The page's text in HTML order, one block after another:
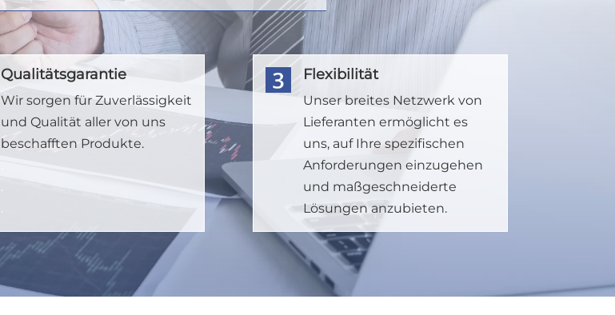
Qualitätsgarantie
Wir sorgen für Zuverlässigkeit
und Qualität aller von uns
beschafften Produkte.
.
.
.
Flexibilität
Unser breites Netzwerk von
Lieferanten ermöglicht es
uns, auf Ihre spezifischen
Anforderungen einzugehen
und maßgeschneiderte
Lösungen anzubieten.